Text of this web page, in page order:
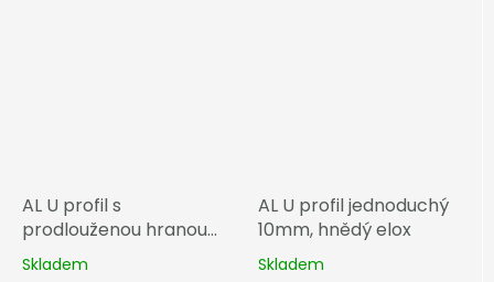
AL U profil s
prodlouženou hranou
10mm, stříbrný elox
Skladem
AL U profil jednoduchý
10mm, hnědý elox
Skladem